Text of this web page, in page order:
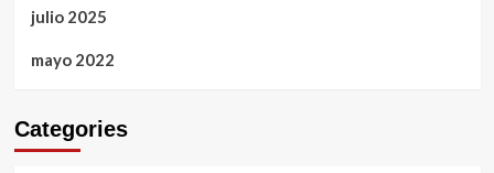
julio 2025
mayo 2022
Categories